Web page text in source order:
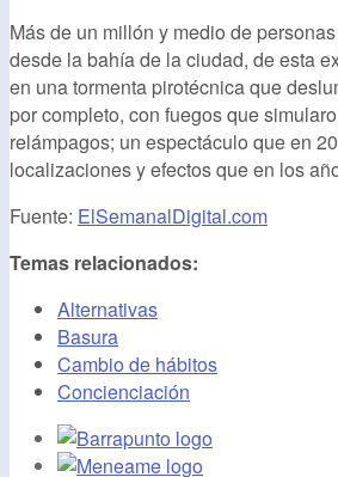
Más de un millón y medio de
desde la bahía de la ciudad, de esta
en una tormenta pirotécnica que
por completo, con fuegos que
relámpagos; un espectáculo que en
localizaciones y efectos que en los
Fuente: ElSemanalDigital.com
Temas relacionados:
Alternativas
Basura
Cambio de hábitos
Concienciación